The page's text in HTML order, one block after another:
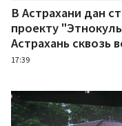
В Астрахани дан
проекту
Астрахань сквозь
17:39